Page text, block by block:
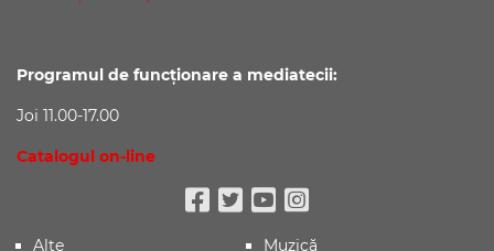
Programul de funcționare a mediatecii:
Joi 11.00-17.00
Catalogul on-line
Facebook
Twitter
Youtube
Instagram
Alte Muzică